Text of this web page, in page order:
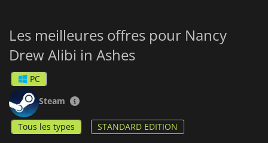
Les meilleures offres pour Nancy
Drew Alibi in Ashes
PC
Steam
Tous les types STANDARD EDITION